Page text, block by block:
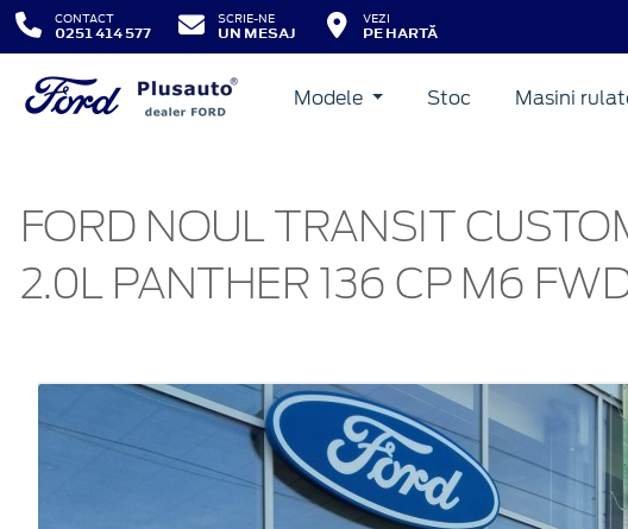
CONTACT
0251 414 577
SCRIE-NE
UN MESAJ
VEZI
PE HARTĂ
Modele Stoc Masini
FORD NOUL TRANSIT
2.0L PANTHER 136 CP M6